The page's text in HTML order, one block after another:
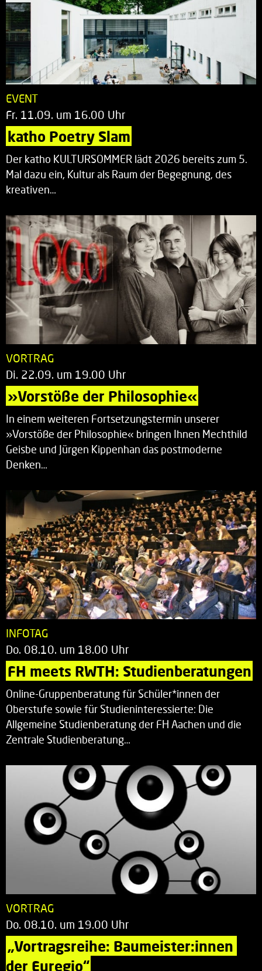
EVENT
Fr. 11.09. um 16.00 Uhr
katho Poetry Slam
Der katho KULTURSOMMER lädt 2026 bereits zum 5.
Mal dazu ein, Kultur als Raum der Begegnung, des
kreativen…
VORTRAG
Di. 22.09. um 19.00 Uhr
»Vorstöße der Philosophie«
In einem weiteren Fortsetzungstermin unserer
»Vorstöße der Philosophie« bringen Ihnen Mechthild
Geisbe und Jürgen Kippenhan das postmoderne
Denken…
INFOTAG
Do. 08.10. um 18.00 Uhr
FH meets RWTH: Studienberatungen
Online-Gruppenberatung für Schüler*innen der
Oberstufe sowie für Studieninteressierte: Die
Allgemeine Studienberatung der FH Aachen und die
Zentrale Studienberatung…
VORTRAG
Do. 08.10. um 19.00 Uhr
„Vortragsreihe: Baumeister:innen
der Euregio“